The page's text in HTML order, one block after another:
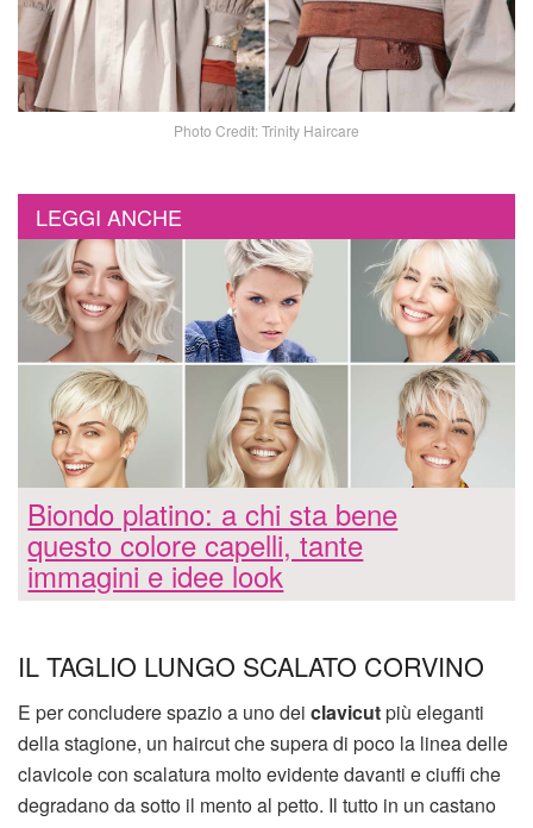
Photo Credit: Trinity Haircare
LEGGI ANCHE
Biondo platino: a chi sta bene
questo colore capelli, tante
immagini e idee look
IL TAGLIO LUNGO SCALATO CORVINO
E per concludere spazio a uno dei clavicutpiù eleganti
della stagione, un haircut che supera di poco la linea delle
clavicole con scalatura molto evidente davanti e ciuffi che
degradano da sotto il mento al petto. Il tutto in un castano